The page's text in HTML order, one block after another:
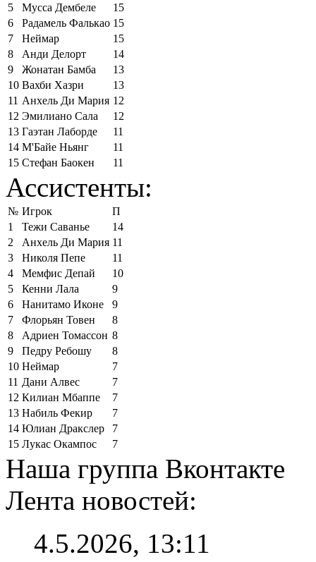
5
Мусса Дембеле
15
6
Радамель Фалькао 15
7
Неймар
15
8
Анди Делорт
14
9
Жонатан Бамба
13
10 Вахби Хазри
13
11 Анхель Ди Мария 12
12 Эмилиано Сала
12
13 Гаэтан Лаборде
11
14 М'Байе Ньянг
11
15 Стефан Баокен 11
Ассистенты:
№ Игрок
П
1
Тежи Саванье
14
2
Анхель Ди Мария 11
3
Николя Пепе
11
4
Мемфис Депай
10
5
Кенни Лала
9
6
Нанитамо Иконе
9
7
Флорьян Товен
8
8
Адриен Томассон 8
9
Педру Ребошу
8
10 Неймар
7
11 Дани Алвес
7
12 Килиан Мбаппе
7
13 Набиль Фекир
7
14 Юлиан Дракслер
7
15 Лукас Окампос 7
Наша группа Вконтакте
Лента новостей:
4.5.2026, 13:11